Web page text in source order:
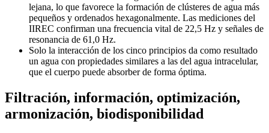
lejana, lo que favorece la formación de clústeres de agua más
pequeños y ordenados hexagonalmente. Las mediciones del
IIREC confirman una frecuencia vital de 22,5 Hz y señales de
resonancia de 61,0 Hz.
Solo la interacción de los cinco principios da como resultado
un agua con propiedades similares a las del agua intracelular,
que el cuerpo puede absorber de forma óptima.
Filtración, información, optimización,
armonización, biodisponibilidad